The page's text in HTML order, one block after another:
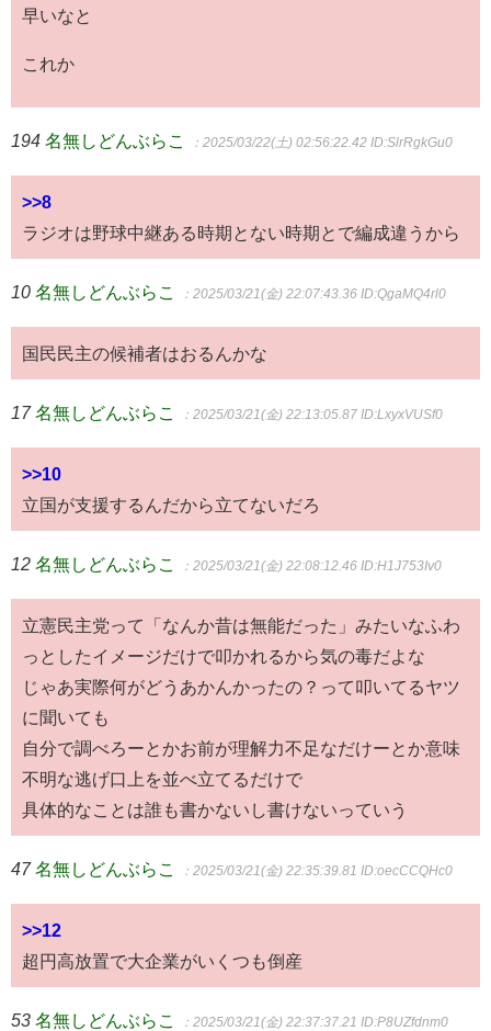
早いなと
これか
194 名無しどんぶらこ ：2025/03/22(土) 02:56:22.42 ID:SlrRgkGu0
>>8
ラジオは野球中継ある時期とない時期とで編成違うから
10 名無しどんぶらこ ：2025/03/21(金) 22:07:43.36 ID:QgaMQ4rl0
国民民主の候補者はおるんかな
17 名無しどんぶらこ ：2025/03/21(金) 22:13:05.87 ID:LxyxVUSf0
>>10
立国が支援するんだから立てないだろ
12 名無しどんぶらこ ：2025/03/21(金) 22:08:12.46 ID:H1J753Iv0
立憲民主党って「なんか昔は無能だった」みたいなふわ
っとしたイメージだけで叩かれるから気の毒だよな
じゃあ実際何がどうあかんかったの？って叩いてるヤツ
に聞いても
自分で調べろーとかお前が理解力不足なだけーとか意味
不明な逃げ口上を並べ立てるだけで
具体的なことは誰も書かないし書けないっていう
47 名無しどんぶらこ ：2025/03/21(金) 22:35:39.81 ID:oecCCQHc0
>>12
超円高放置で大企業がいくつも倒産
53 名無しどんぶらこ ：2025/03/21(金) 22:37:37.21 ID:P8UZfdnm0